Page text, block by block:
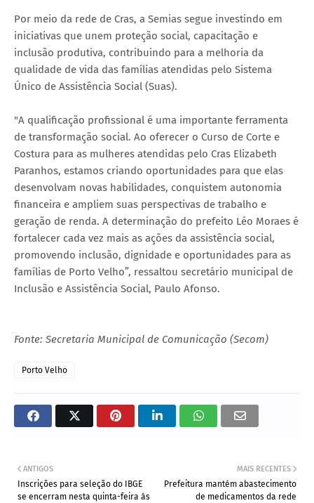
Por meio da rede de Cras, a Semias segue investindo em
iniciativas que unem proteção social, capacitação e
inclusão produtiva, contribuindo para a melhoria da
qualidade de vida das famílias atendidas pelo Sistema
Único de Assistência Social (Suas).
"A qualificação profissional é uma importante ferramenta
de transformação social. Ao oferecer o Curso de Corte e
Costura para as mulheres atendidas pelo Cras Elizabeth
Paranhos, estamos criando oportunidades para que elas
desenvolvam novas habilidades, conquistem autonomia
financeira e ampliem suas perspectivas de trabalho e
geração de renda. A determinação do prefeito Léo Moraes é
fortalecer cada vez mais as ações da assistência social,
promovendo inclusão, dignidade e oportunidades para as
famílias de Porto Velho”, ressaltou secretário municipal de
Inclusão e Assistência Social, Paulo Afonso.
Fonte: Secretaria Municipal de Comunicação (Secom)
Porto Velho
MAIS RECENTES
Prefeitura mantém abastecimento
de medicamentos da rede
ANTIGOS
Inscrições para seleção do IBGE
se encerram nesta quinta-feira às